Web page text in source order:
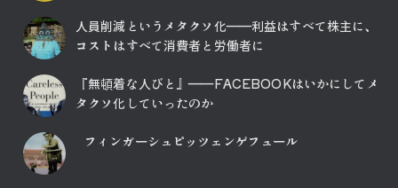
人員削減というメタクソ化――利益はすべて株主に、
コストはすべて消費者と労働者に
『無頓着な人びと』――FACEBOOKはいかにしてメ
タクソ化していったのか
フィンガーシュピッツェンゲフュール